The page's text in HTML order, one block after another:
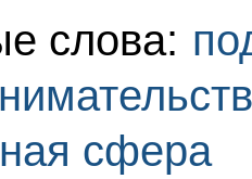
слова:
сфера